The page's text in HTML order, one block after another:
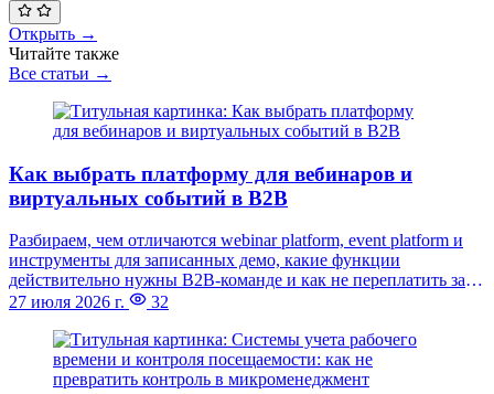
Открыть →
Читайте также
Все статьи →
Как выбрать платформу для вебинаров и
виртуальных событий в B2B
Разбираем, чем отличаются webinar platform, event platform и
инструменты для записанных демо, какие функции
действительно нужны B2B-команде и как не переплатить за
лишний стек.
27 июля 2026 г. 32